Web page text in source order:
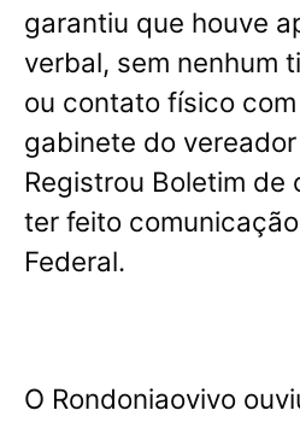
garantiu que houve
verbal, sem nenhum
ou contato físico
gabinete do
Registrou Boletim de
ter feito
Federal.
O Rondoniaovivo